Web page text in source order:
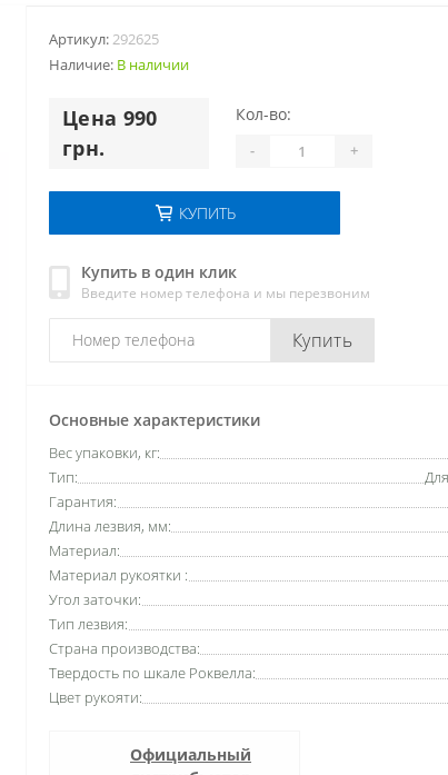
Артикул:292625
Наличие: В наличии
Цена 990
грн.
Кол-во:
- +
КУПИТЬ
Купить в один клик
Введите номер телефона и мы перезвоним
Купить
Основные характеристики
Вес упаковки, кг:
Тип:
Гарантия:
Длина лезвия, мм:
Материал:
Материал рукоятки :
Угол заточки:
Тип лезвия:
Страна производства:
Твердость по шкале Роквелла:
Цвет рукояти:
Официальный